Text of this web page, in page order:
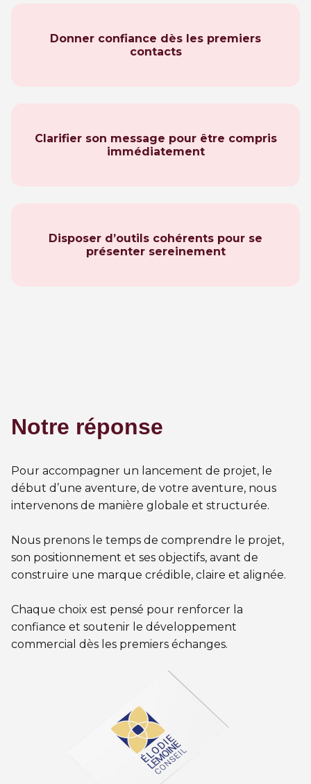
Donner confiance dès les premiers
contacts
Clarifier son message pour être compris
immédiatement
Disposer d’outils cohérents pour se
présenter sereinement
Notre réponse
Pour accompagner un lancement de projet, le
début d’une aventure, de votre aventure, nous
intervenons de manière globale et structurée.
Nous prenons le temps de comprendre le projet,
son positionnement et ses objectifs, avant de
construire une marque crédible, claire et alignée.
Chaque choix est pensé pour renforcer la
confiance et soutenir le développement
commercial dès les premiers échanges.